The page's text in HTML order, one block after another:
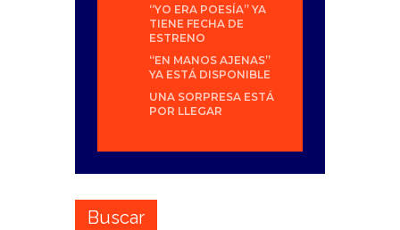
“YO ERA POESÍA” YA
TIENE FECHA DE
ESTRENO
“EN MANOS AJENAS”
YA ESTÁ DISPONIBLE
UNA SORPRESA ESTÁ
POR LLEGAR
Buscar